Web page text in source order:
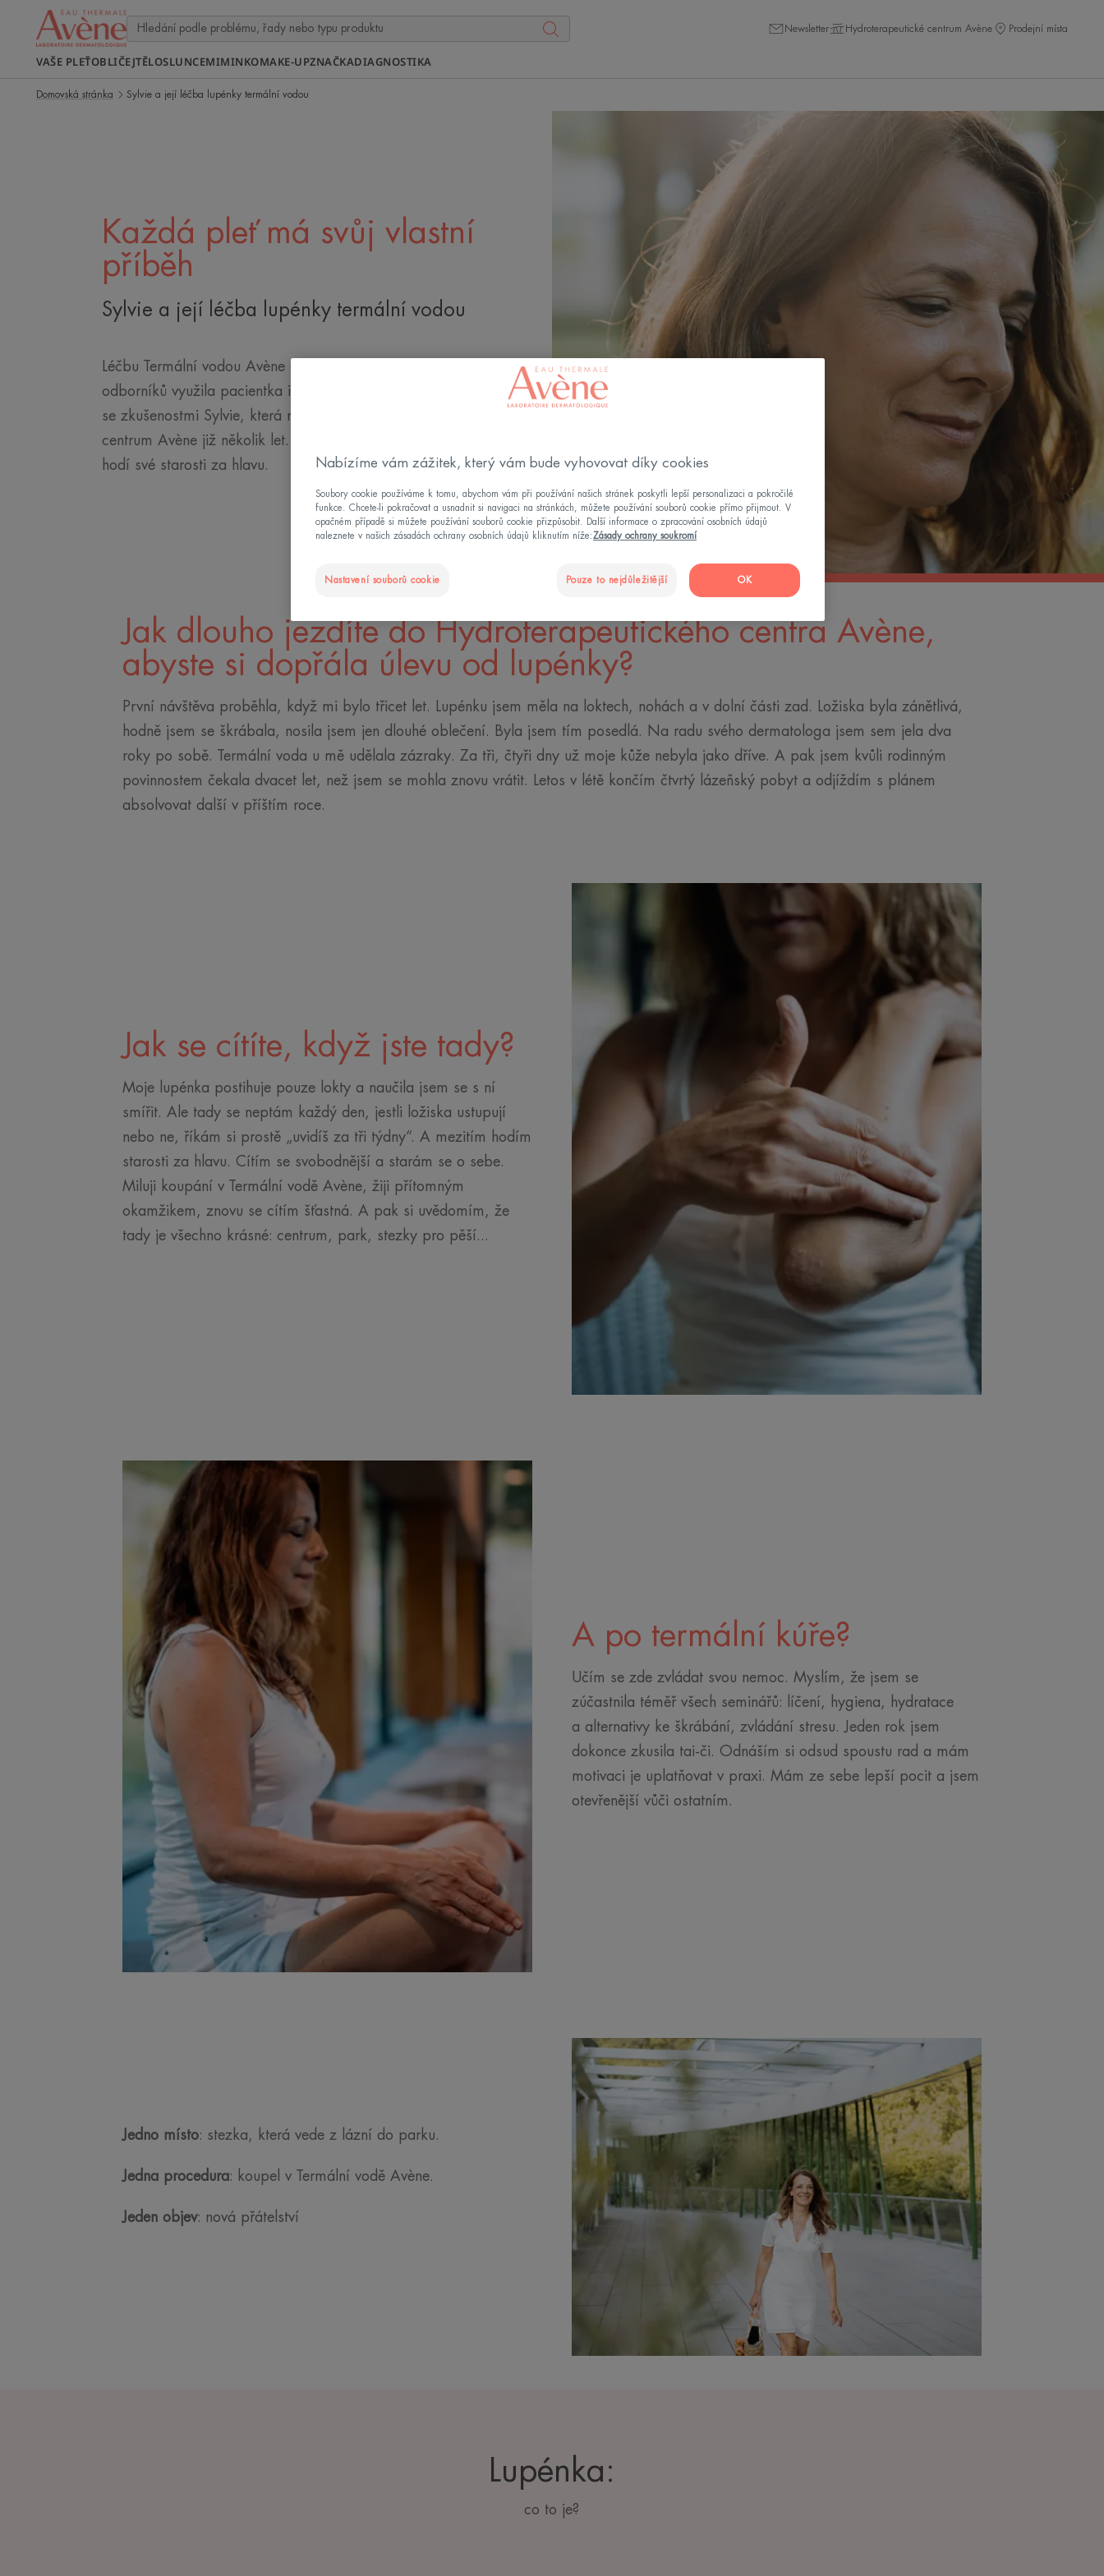
Newsletter Hydroterapeutické centrum Avène Prodejní místa
VAŠE PLEŤOBLIČEJTĚLOSLUNCEMIMINKOMAKE-UPZNAČKADIAGNOSTIKA
Domovská stránka Sylvie a její léčba lupénky termální vodou
Každá pleť má svůj vlastní
příběh
Sylvie a její léčba lupénky termální vodou
Léčbu Termální vodou Avène a poradenství našeho týmu
odborníků využila pacientka i její doprovod. Seznamte se
se zkušenostmi Sylvie, která navštěvuje Hydroterapeutické
centrum Avène již několik let. Trpí lupénkou. Během léčby
hodí své starosti za hlavu.
Jak dlouho jezdíte do Hydroterapeutického centra Avène,
abyste si dopřála úlevu od lupénky?
První návštěva proběhla, když mi bylo třicet let. Lupénku jsem měla na loktech, nohách a v dolní části zad. Ložiska byla zánětlivá,
hodně jsem se škrábala, nosila jsem jen dlouhé oblečení. Byla jsem tím posedlá. Na radu svého dermatologa jsem sem jela dva
roky po sobě. Termální voda u mě udělala zázraky. Za tři, čtyři dny už moje kůže nebyla jako dříve. A pak jsem kvůli rodinným
povinnostem čekala dvacet let, než jsem se mohla znovu vrátit. Letos v létě končím čtvrtý lázeňský pobyt a odjíždím s plánem
absolvovat další v příštím roce.
Jak se cítíte, když jste tady?
Moje lupénka postihuje pouze lokty a naučila jsem se s ní
smířit. Ale tady se neptám každý den, jestli ložiska ustupují
nebo ne, říkám si prostě „uvidíš za tři týdny“. A mezitím hodím
starosti za hlavu. Cítím se svobodnější a starám se o sebe.
Miluji koupání v Termální vodě Avène, žiji přítomným
okamžikem, znovu se cítím šťastná. A pak si uvědomím, že
tady je všechno krásné: centrum, park, stezky pro pěší...
A po termální kúře?
Učím se zde zvládat svou nemoc. Myslím, že jsem se
zúčastnila téměř všech seminářů: líčení, hygiena, hydratace
a alternativy ke škrábání, zvládání stresu. Jeden rok jsem
dokonce zkusila tai-či. Odnáším si odsud spoustu rad a mám
motivaci je uplatňovat v praxi. Mám ze sebe lepší pocit a jsem
otevřenější vůči ostatním.
Jedno místo: stezka, která vede z lázní do parku.
Jedna procedura: koupel v Termální vodě Avène.
Jeden objev: nová přátelství
Lupénka:
co to je?
Nabízíme vám zážitek, který vám bude vyhovovat díky cookies
Soubory cookie používáme k tomu, abychom vám při používání našich stránek poskytli lepší personalizaci a pokročilé
funkce. Chcete-li pokračovat a usnadnit si navigaci na stránkách, můžete používání souborů cookie přímo přijmout. V
opačném případě si můžete používání souborů cookie přizpůsobit. Další informace o zpracování osobních údajů
naleznete v našich zásadách ochrany osobních údajů kliknutím níže:Zásady ochrany soukromí
Nastavení souborů cookie Pouze to nejdůležitější OK